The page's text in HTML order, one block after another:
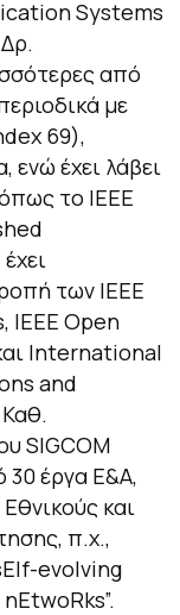
Systems
από
με
69),
ενώ έχει λάβει
το IEEE
των IEEE
IEEE Open
International
and
SIGCOM
30 έργα Ε&Α,
και
π.χ.,
evolving